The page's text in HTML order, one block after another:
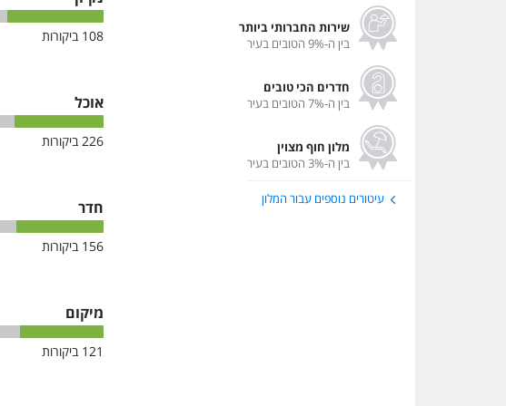
שירות החברותי ביותר
בין ה-9% הטובים בעיר
חדרים הכי טובים
בין ה-7% הטובים בעיר
מלון חוף מצוין
בין ה-3% הטובים בעיר
עיטורים נוספים עבור המלון
108 ביקורות
אוכל
226 ביקורות
חדר
156 ביקורות
מיקום
121 ביקורות